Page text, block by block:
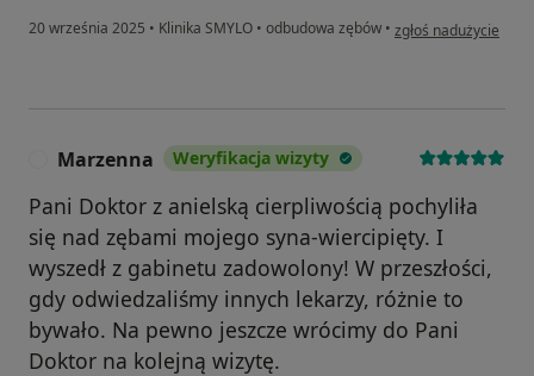
20 września 2025 • Klinika SMYLO • odbudowa zębów • w opinii użytkownika
zgłoś nadużycie
Marzenna Weryfikacja wizyty
Pani Doktor z anielską cierpliwością pochyliła
się nad zębami mojego syna-wiercipięty. I
wyszedł z gabinetu zadowolony! W przeszłości,
gdy odwiedzaliśmy innych lekarzy, różnie to
bywało. Na pewno jeszcze wrócimy do Pani
Doktor na kolejną wizytę.